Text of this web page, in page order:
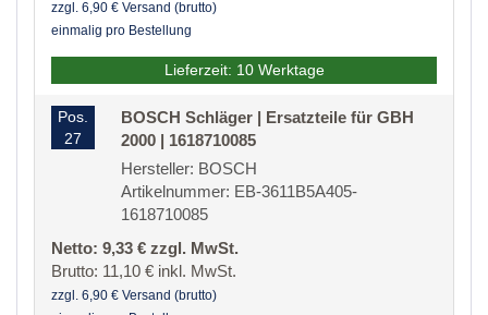
zzgl. 6,90 € Versand (brutto)
einmalig pro Bestellung
Lieferzeit: 10 Werktage
Pos.
27
BOSCH Schläger | Ersatzteile für GBH
2000 | 1618710085
Hersteller: BOSCH
Artikelnummer: EB-3611B5A405-
1618710085
Netto: 9,33 € zzgl. MwSt.
Brutto: 11,10 € inkl. MwSt.
zzgl. 6,90 € Versand (brutto)